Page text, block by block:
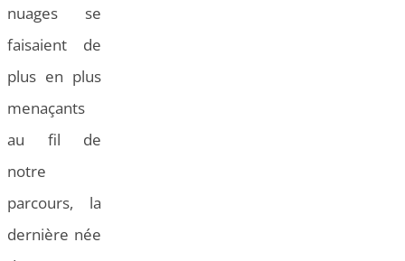
nuages se
faisaient de
plus en plus
menaçants
au fil de
notre
parcours, la
dernière née